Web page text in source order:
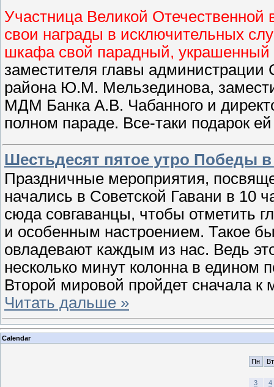
Участница Великой
свои награды в исключительных
шкафа свой парадный, украшенный
заместителя главы администрации
района Ю.М. Мельзединова,
МДМ Банка А.В. Чабанного и
полном параде. Все-таки подарок
Шестьдесят пятое утро Победы
Праздничные мероприятия,
начались в Советской Гавани в 10
сюда совгаванцы, чтобы отметить
и особенным настроением. Такое
овладевают каждым из нас. Ведь
несколько минут колонна в
Второй мировой пройдет сначала
Читать дальше »
Calendar
Пн Вт
3
4